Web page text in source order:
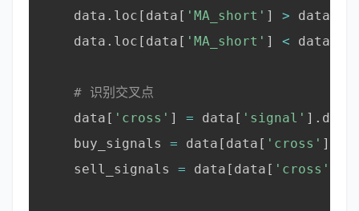
    data
. loc [ data [ 'MA_short' ] > data
    data
. loc [ data [ 'MA_short' ] < data
# 识别交叉点
    data
[ 'cross' ] = data [ 'signal' ] . diff
    buy_signals
= data [ data [ 'cross' ]
    sell_signals
= data [ data [ 'cross'